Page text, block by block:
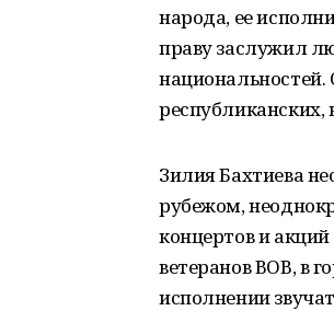
народа, ее
праву заслужил
республиканских,
Зилия Бахтиева
рубежом,
концертов и
ветеранов ВОВ, в
исполнении